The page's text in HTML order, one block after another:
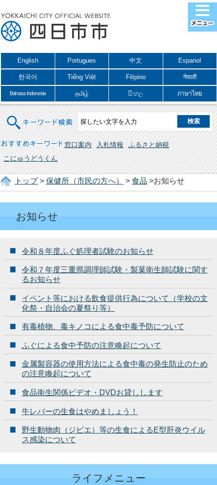
English Portugues 中文 Espanol
한국어 Tiếng Việt Filipino नेपाली
Bahasa Indonesia தமிழ் සිංහල ภาษาไทย
キーワード検索
おすすめキーワード 窓口案内 入札情報
ふるさと納税
こにゅうどうくん
トップ> 保健所（市民の方へ） > 食品 >お知らせ
お知らせ
令和８年度ふぐ処理者試験のお知らせ
令和７年度三重県調理師試験・製菓衛生師試験に関す
るお知らせ
イベント等における飲食提供行為について（学校の文
化祭・自治会の夏祭り等）
有毒植物、毒キノコによる食中毒予防について
ふぐによる食中予防の注意喚起について
金属製容器の使用方法による食中毒の発生防止のため
の注意喚起について
食品衛生関係ビデオ・DVDお貸しします
牛レバーの生食はやめましょう！
野生動物肉（ジビエ）等の生食によるE型肝炎ウイル
ス感染について
ライフメニュー